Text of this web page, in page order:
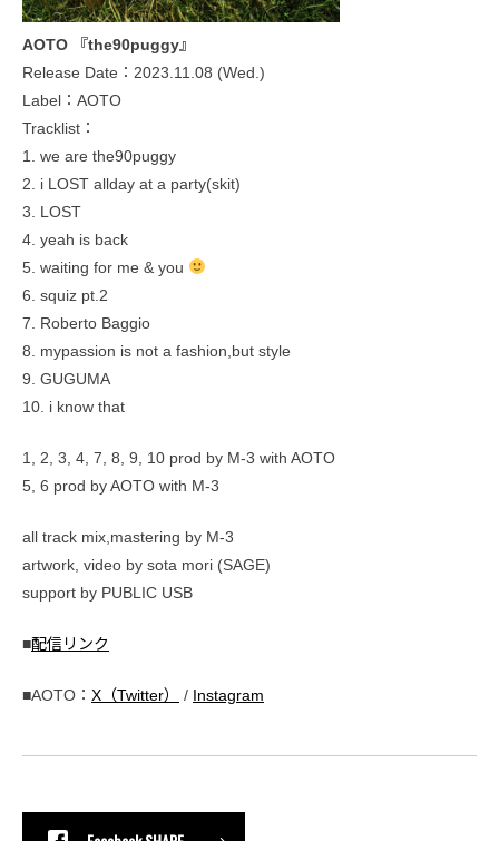
AOTO 『the90puggy』
Release Date：2023.11.08 (Wed.)
Label：AOTO
Tracklist：
1. we are the90puggy
2. i LOST allday at a party(skit)
3. LOST
4. yeah is back
5. waiting for me & you
6. squiz pt.2
7. Roberto Baggio
8. mypassion is not a fashion,but style
9. GUGUMA
10. i know that
1, 2, 3, 4, 7, 8, 9, 10 prod by M-3 with AOTO
5, 6 prod by AOTO with M-3
all track mix,mastering by M-3
artwork, video by sota mori (SAGE)
support by PUBLIC USB
■配信リンク
■AOTO： X（Twitter） / Instagram